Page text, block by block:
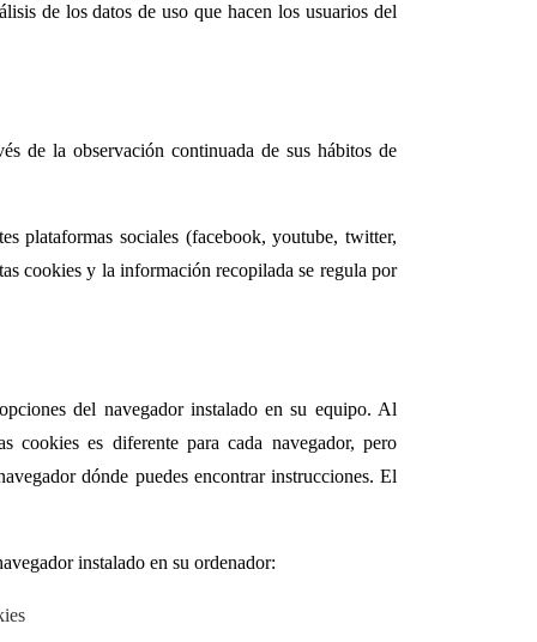
de los datos de uso que hacen los usuarios del
de la observación continuada de sus hábitos de
plataformas sociales (facebook, youtube, twitter,
cookies y la información recopilada se regula por
del navegador instalado en su equipo. Al
cookies es diferente para cada navegador, pero
dónde puedes encontrar instrucciones. El
instalado en su ordenador: